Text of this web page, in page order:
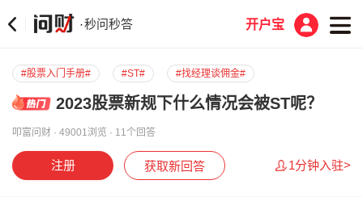
·秒问秒答 开户宝
#股票入门手册# #ST# #找经理谈佣金#
2023股票新规下什么情况会被ST呢？
叩富问财 · 49001浏览 · 11个回答
注册 获取新回答 1分钟入驻>